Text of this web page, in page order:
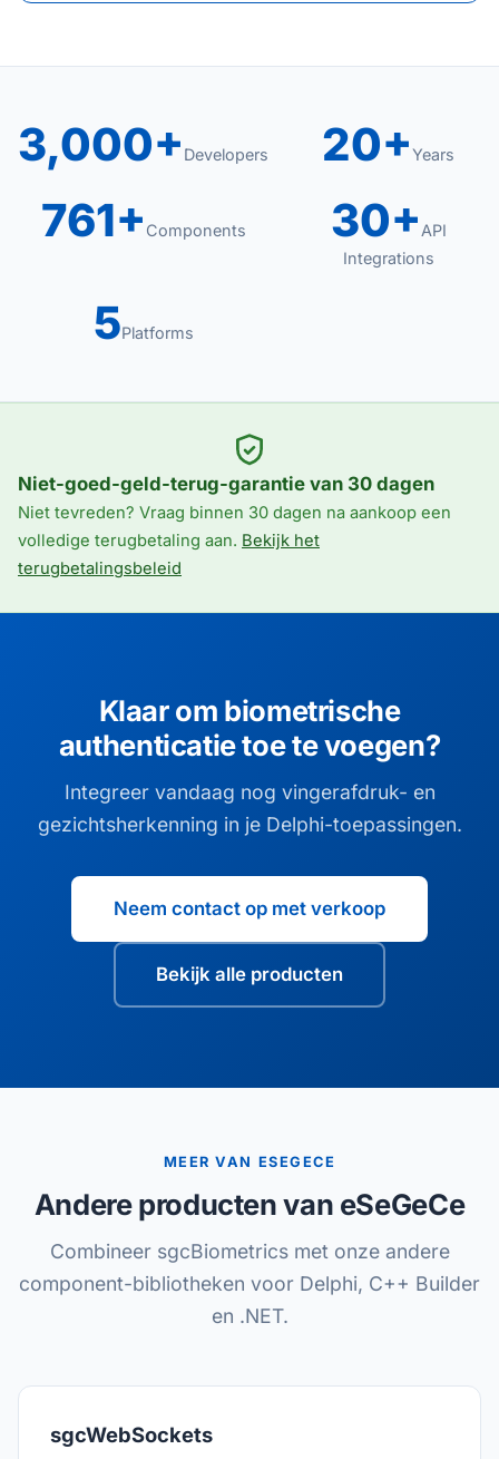
3,000+ Developers 20+Years
761+ Components 30+ API
Integrations
5Platforms
Niet-goed-geld-terug-garantie van 30 dagen
Niet tevreden? Vraag binnen 30 dagen na aankoop een
volledige terugbetaling aan. Bekijk het
terugbetalingsbeleid
Klaar om biometrische
authenticatie toe te voegen?
Integreer vandaag nog vingerafdruk- en
gezichtsherkenning in je Delphi-toepassingen.
Neem contact op met verkoop
Bekijk alle producten
MEER VAN ESEGECE
Andere producten van eSeGeCe
Combineer sgcBiometrics met onze andere
component-bibliotheken voor Delphi, C++ Builder
en .NET.
sgcWebSockets